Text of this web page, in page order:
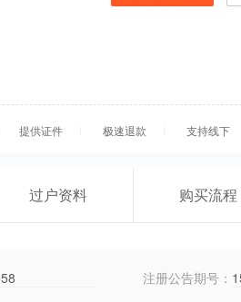
提供证件 极速退款 支持线下
过户资料 购买流程
注册公告期号：